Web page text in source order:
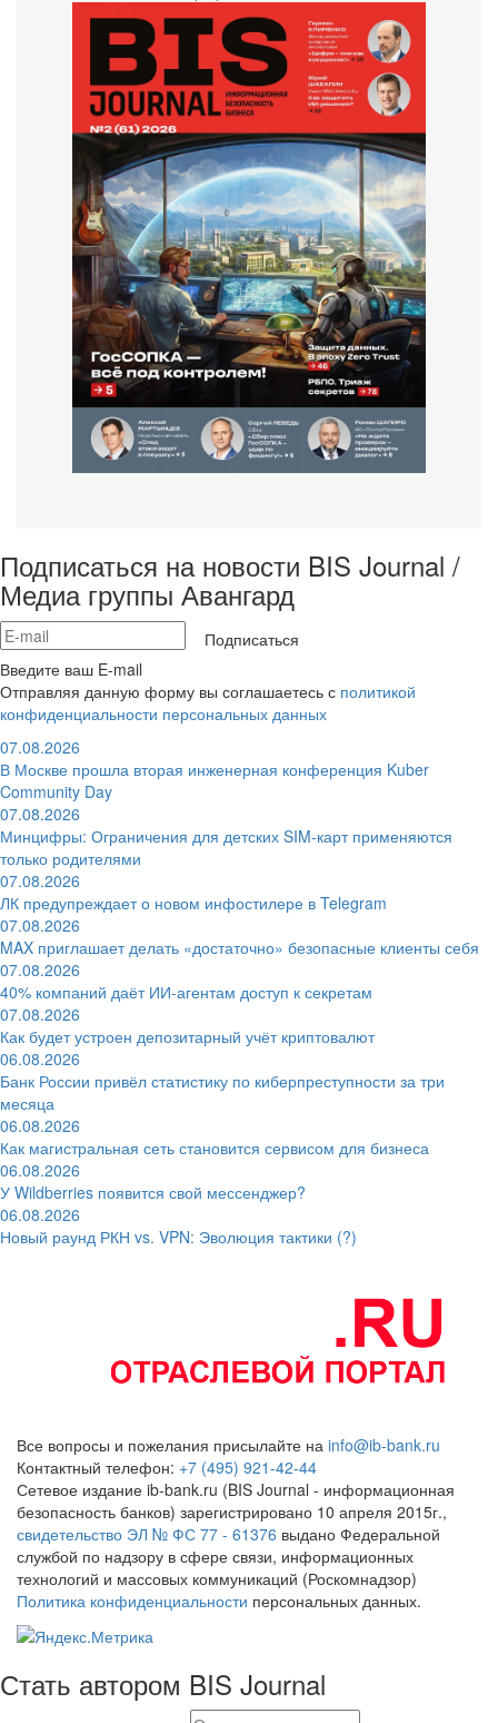
Подписаться на новости BIS Journal /
Медиа группы Авангард
Подписаться
Введите ваш E-mail
Отправляя данную форму вы соглашаетесь с политикой
конфиденциальности персональных данных
07.08.2026
В Москве прошла вторая инженерная конференция Kuber
Community Day
07.08.2026
Минцифры: Ограничения для детских SIM-карт применяются
только родителями
07.08.2026
ЛК предупреждает о новом инфостилере в Telegram
07.08.2026
MAX приглашает делать «достаточно» безопасные клиенты себя
07.08.2026
40% компаний даёт ИИ‑агентам доступ к секретам
07.08.2026
Как будет устроен депозитарный учёт криптовалют
06.08.2026
Банк России привёл статистику по киберпреступности за три
месяца
06.08.2026
Как магистральная сеть становится сервисом для бизнеса
06.08.2026
У Wildberries появится свой мессенджер?
06.08.2026
Новый раунд РКН vs. VPN: Эволюция тактики (?)
Все вопросы и пожелания присылайте на info@ib-bank.ru
Контактный телефон: +7 (495) 921-42-44
Сетевое издание ib-bank.ru (BIS Journal - информационная
безопасность банков) зарегистрировано 10 апреля 2015г.,
свидетельство ЭЛ № ФС 77 - 61376 выдано Федеральной
службой по надзору в сфере связи, информационных
технологий и массовых коммуникаций (Роскомнадзор)
Политика конфиденциальности персональных данных.
Стать автором BIS Journal